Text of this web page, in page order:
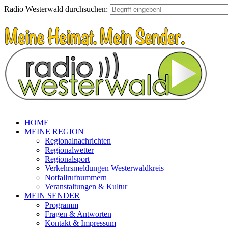
Radio Westerwald durchsuchen:
HOME
MEINE REGION
Regionalnachrichten
Regionalwetter
Regionalsport
Verkehrsmeldungen Westerwaldkreis
Notfallrufnummern
Veranstaltungen & Kultur
MEIN SENDER
Programm
Fragen & Antworten
Kontakt & Impressum